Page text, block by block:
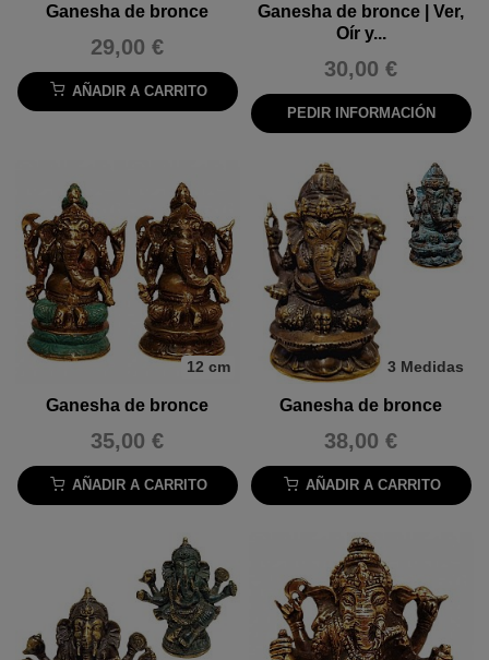
Ganesha de bronce
29,00 €
AÑADIR A CARRITO
Ganesha de bronce | Ver,
Oír y...
30,00 €
PEDIR INFORMACIÓN
12 cm
Ganesha de bronce
35,00 €
AÑADIR A CARRITO
3 Medidas
Ganesha de bronce
38,00 €
AÑADIR A CARRITO